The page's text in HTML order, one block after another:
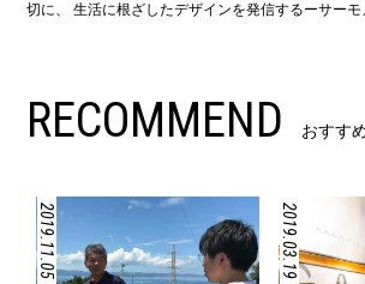
切に、 生活に根ざしたデザインを発信するーサーモ
RECOMMEND おすす
2019.11.05 2019.03.19